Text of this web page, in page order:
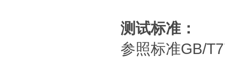
测试标准：
参照标准GB/